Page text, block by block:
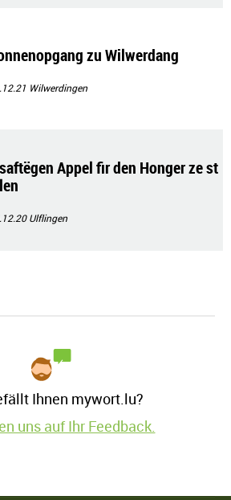
zu Wilwerdang
Wilwerdingen
Appel fir den Honger ze st
Ulflingen
Ihnen mywort.lu?
uns auf Ihr Feedback.